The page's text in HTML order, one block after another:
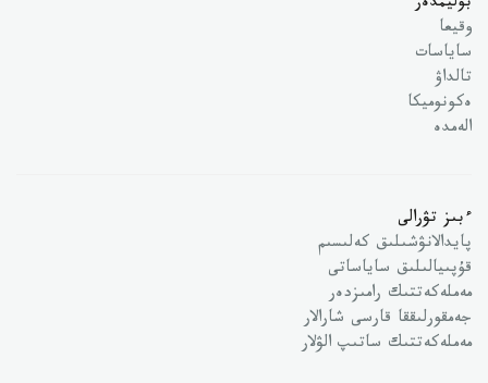
وقيعا
ساياسات
تالداۋ
ەكونوميكا
الەمدە
ءبىز تۋرالى
پايدالانۋشىلىق كەلىسىم
قۇپىيالىلىق ساياساتى
مەملەكەتتىك رامىزدەر
جەمقورلىققا قارسى شارالار
مەملەكەتتىك ساتىپ الۋلار